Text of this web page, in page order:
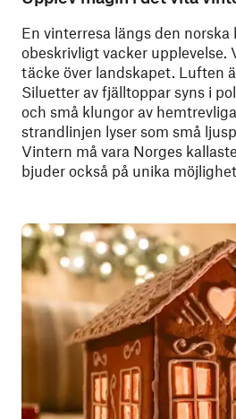
En vinterresa längs den norska
obeskrivligt vacker upplevelse.
täcke över landskapet. Luften
Siluetter av fjälltoppar syns i
och små klungor av
strandlinjen lyser som små
Vintern må vara Norges
bjuder också på unika